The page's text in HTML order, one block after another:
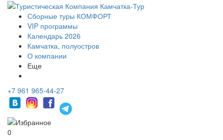
Сборные туры КОМФОРТ
VIP программы
Календарь 2026
Камчатка, полуостров
О компании
Еще
+7 961 965-44-27
0